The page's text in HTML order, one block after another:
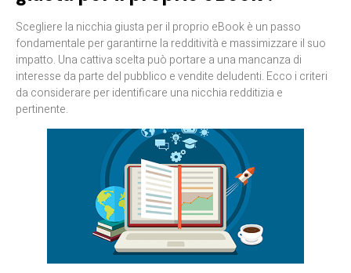
Scegliere la nicchia giusta per il proprio eBook è un passo
fondamentale per garantirne la redditività e massimizzare il suo
impatto. Una cattiva scelta può portare a una mancanza di
interesse da parte del pubblico e vendite deludenti. Ecco i criteri
da considerare per identificare una nicchia redditizia e
pertinente.